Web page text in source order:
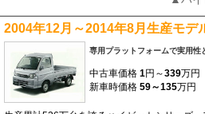
2004年12月～2014年8月生産モデ
専用プラットフォームで実用性
中古車価格 1円～339万円
新車時価格 59～135万円